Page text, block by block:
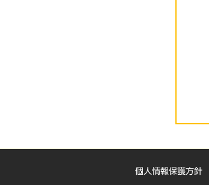
個人情報保護方針